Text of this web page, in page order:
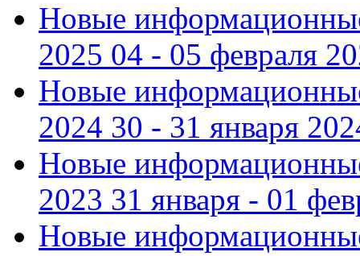
Новые
2025 04 - 05 февраля
Новые
2024 30 - 31 января
Новые
2023 31 января - 01
Новые